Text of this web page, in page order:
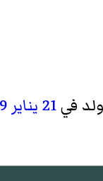
في21 يناير